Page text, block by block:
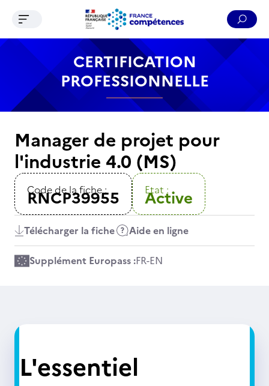
Contenu Recherche Menu Pied de page
Ouvrir le menu de navigation
CERTIFICATION
PROFESSIONNELLE
Manager de projet pour
l'industrie 4.0 (MS)
Code de la fiche :
RNCP39955 Etat :
Active
Télécharger la fiche Aide en ligne
Supplément Europass :FR-EN
L'essentiel